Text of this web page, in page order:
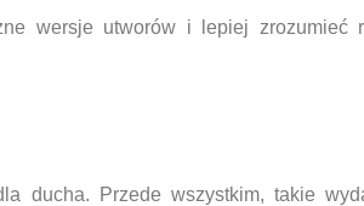
wersje utworów i lepiej zrozumieć
ducha. Przede wszystkim, takie